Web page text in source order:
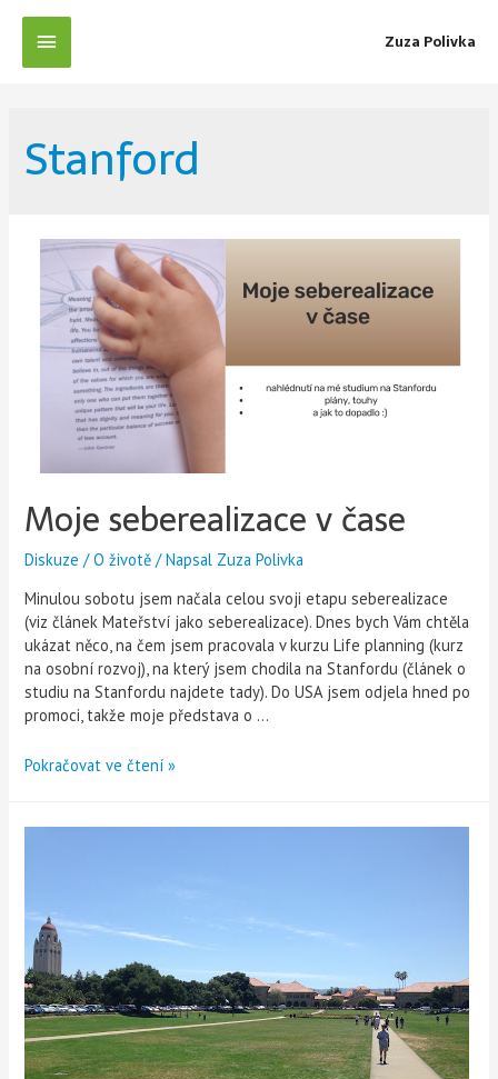
Zuza Polivka
Stanford
Moje seberealizace v čase
Diskuze /O životě / Napsal Zuza Polivka
Minulou sobotu jsem načala celou svoji etapu seberealizace
(viz článek Mateřství jako seberealizace). Dnes bych Vám chtěla
ukázat něco, na čem jsem pracovala v kurzu Life planning (kurz
na osobní rozvoj), na který jsem chodila na Stanfordu (článek o
studiu na Stanfordu najdete tady). Do USA jsem odjela hned po
promoci, takže moje představa o …
Pokračovat ve čtení »